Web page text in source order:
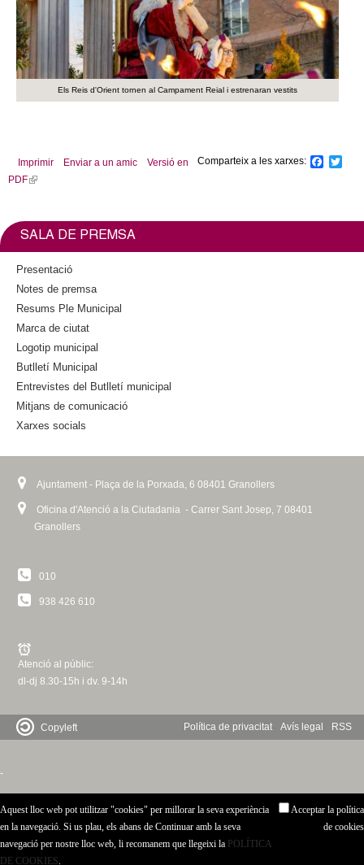
Els Reis d'Orient tornen al Campament Reial i estrenaran vestits
Comparteix a les xarxes:
k
Imprimir Enviar a un amic
Versió en
PDF(
n
i
t
e
r
n
a
SALA DE PREMSA
Presentació
Notes de premsa
Resums Ple Municipal
Marca de ciutat
Logotip municipal
Butlletí Municipal
Entrevistes del Butlletí municipal
Mitjans de comunicació
Xarxes socials
Ajuntament - Plaça de la Porxada, 6 08401 Granollers
Oficina d'Atenció a la Ciutadania - Carrer Sant Josep, 7 08401
Granollers
010
938 426 610
Atenció al públic:
dl-dj 8.30-15h i dv. 9-14h
Política de privacitat Avís legal RSS
Copyleft
-
Aquest lloc web pot utilitzar "cookies" per millorar la seva experiència
en la navegació. Si us plau, els abans de Continuar amb la seva
navegació per nostre lloc web, li recomanem que llegeixi la POLÍTICA
DE COOKIES.
Acceptar la política
de cookies